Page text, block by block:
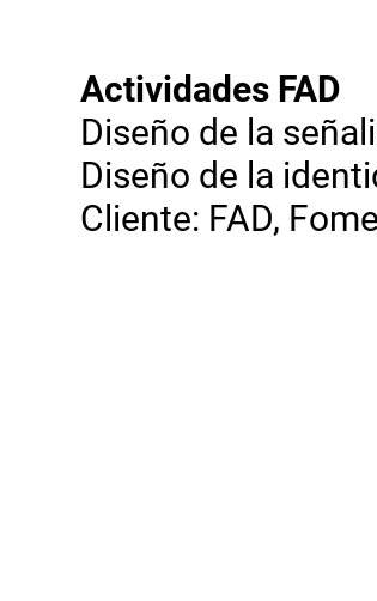
Actividades FAD
Diseño de la
Diseño de la
Cliente: FAD,